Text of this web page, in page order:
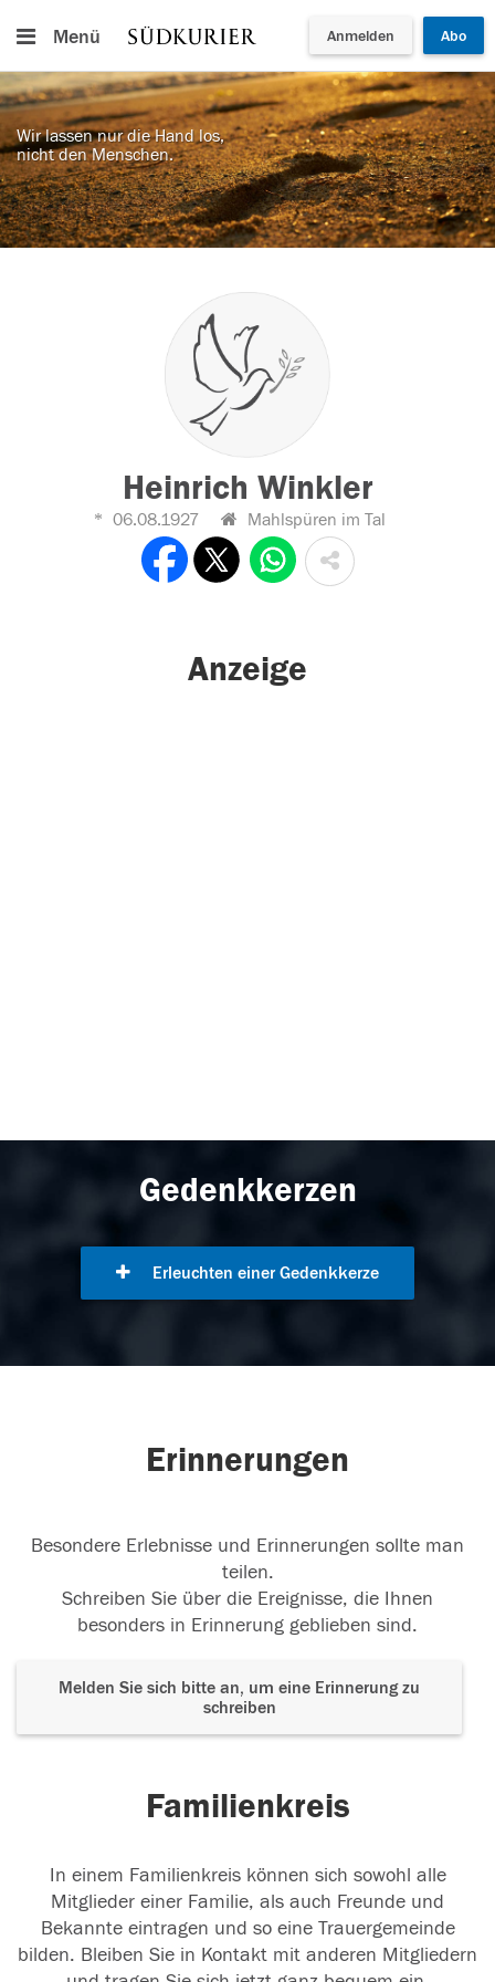
Menü Anmelden Abo
Wir lassen nur die Hand los,
nicht den Menschen.
Heinrich Winkler
06.08.1927 Mahlspüren im Tal
Anzeige
Gedenkkerzen
Erleuchten einer Gedenkkerze
Erinnerungen
Besondere Erlebnisse und Erinnerungen sollte man
teilen.
Schreiben Sie über die Ereignisse, die Ihnen
besonders in Erinnerung geblieben sind.
Melden Sie sich bitte an, um eine Erinnerung zu
schreiben
Familienkreis
In einem Familienkreis können sich sowohl alle
Mitglieder einer Familie, als auch Freunde und
Bekannte eintragen und so eine Trauergemeinde
bilden. Bleiben Sie in Kontakt mit anderen Mitgliedern